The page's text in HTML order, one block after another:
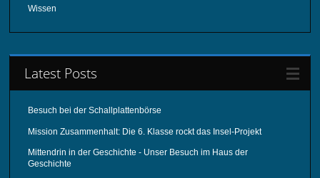
Wissen
Latest Posts
Besuch bei der Schallplattenbörse
Mission Zusammenhalt: Die 6. Klasse rockt das Insel-Projekt
Mittendrin in der Geschichte - Unser Besuch im Haus der
Geschichte